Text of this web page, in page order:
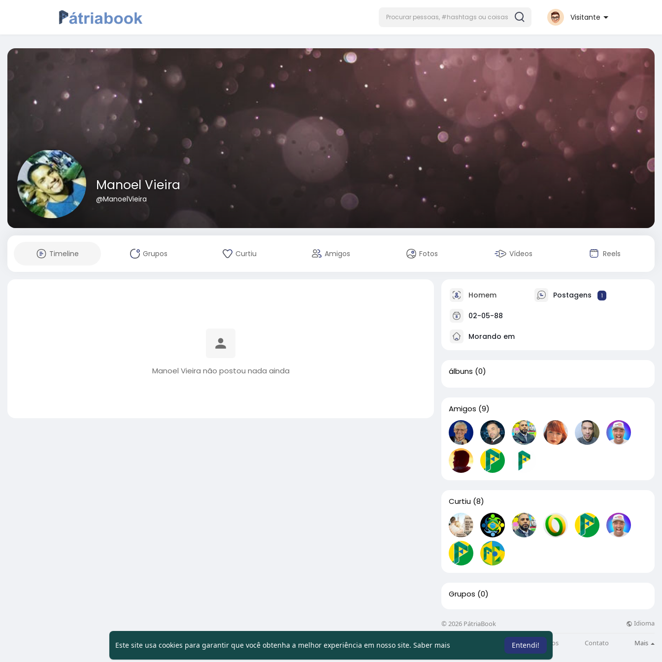
Este site usa cookies para garantir que você obtenha a melhor experiência em nosso site. Saber mais Entendi!
Visitante
Manoel Vieira
@ManoelVieira
Timeline Grupos Curtiu Amigos Fotos Vídeos Reels
Manoel Vieira não postou nada ainda
Homem Postagens 1
02-05-88
Morando em
álbuns (0)
Amigos (9)
Curtiu (8)
Grupos (0)
© 2026 PátriaBook Idioma
Sobre Artigos Contato Mais